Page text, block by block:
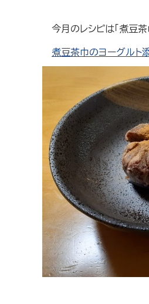
今月のレシピは「煮豆
煮豆茶巾のヨーグルト